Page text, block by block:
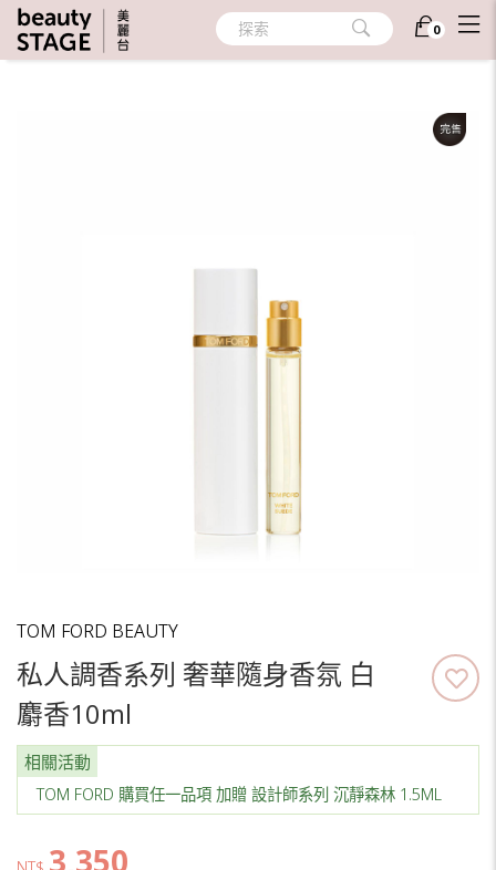
探索 0
首頁/ 香氛 / 隨身香氛
TOM FORD BEAUTY
私人調香系列 奢華隨身香氛 白
麝香10ml
相關活動
TOM FORD 購買任一品項 加贈 設計師系列 沉靜森林 1.5ML
3,350